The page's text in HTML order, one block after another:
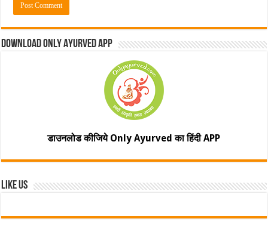
Download Only Ayurved App
डाउनलोड कीजिये Only Ayurved का हिंदी APP
Like Us